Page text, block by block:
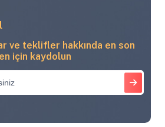
ve teklifler hakkında en son
için kaydolun